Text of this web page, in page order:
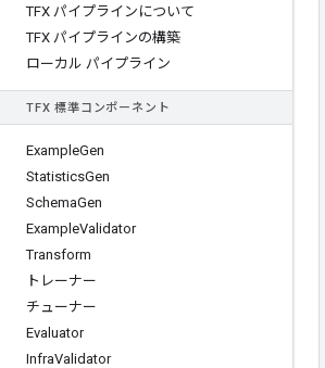
TFX パイプラインについて
TFX パイプラインの構築
ローカル パイプライン
TFX 標準コンポーネント
ExampleGen
StatisticsGen
SchemaGen
ExampleValidator
Transform
トレーナー
チューナー
Evaluator
InfraValidator